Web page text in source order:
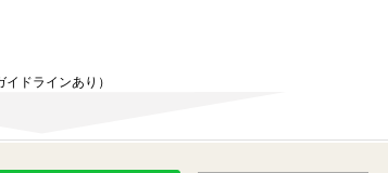
ドラインあり）